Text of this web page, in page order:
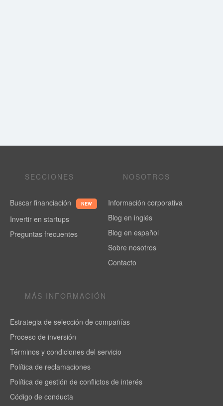
SECCIONES
Buscar financiación NEW
Invertir en startups
Preguntas frecuentes
NOSOTROS
Información corporativa
Blog en inglés
Blog en español
Sobre nosotros
Contacto
MÁS INFORMACIÓN
Estrategia de selección de compañías
Proceso de inversión
Términos y condiciones del servicio
Política de reclamaciones
Política de gestión de conflictos de interés
Código de conducta